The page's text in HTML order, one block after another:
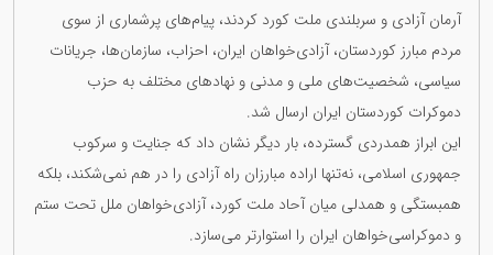
آرمان آزادی و سربلندی ملت کورد کردند، پیام‌های پرشماری از سوی
مردم مبارز کوردستان، آزادی‌خواهان ایران، احزاب، سازمان‌ها، جریانات
سیاسی، شخصیت‌های ملی و مدنی و نهادهای مختلف به حزب
دموکرات کوردستان ایران ارسال شد.
این ابراز همدردی گسترده، بار دیگر نشان داد که جنایت و سرکوب
جمهوری اسلامی، نه‌تنها اراده مبارزان راه آزادی را در هم نمی‌شکند، بلکه
همبستگی و همدلی میان آحاد ملت کورد، آزادی‌خواهان ملل تحت ستم
و دموکراسی‌خواهان ایران را استوارتر می‌سازد.